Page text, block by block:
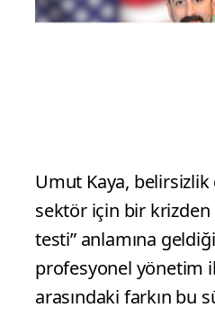
Umut Kaya,
sektör için bir krizden
testi” anlamına
profesyonel yönetim
arasındaki farkın bu